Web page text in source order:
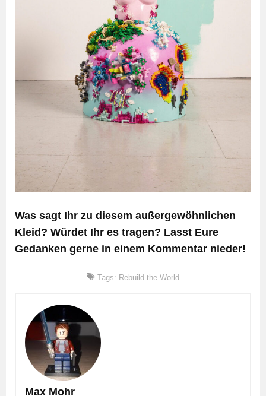
Was sagt Ihr zu diesem außergewöhnlichen
Kleid? Würdet Ihr es tragen? Lasst Eure
Gedanken gerne in einem Kommentar nieder!
Tags: Rebuild the World
Max Mohr